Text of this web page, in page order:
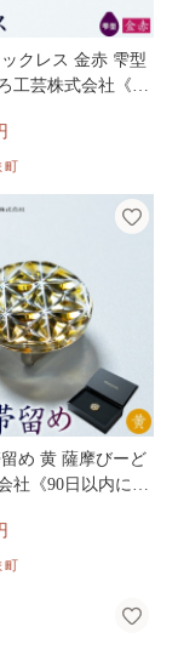
クレス 金赤 雫型
工芸株式会社《90
さつま町 送料無
子 さつま切子 ア
町
め 黄 薩摩びーど
社《90日以内に出
無料 伝統工芸 切
町